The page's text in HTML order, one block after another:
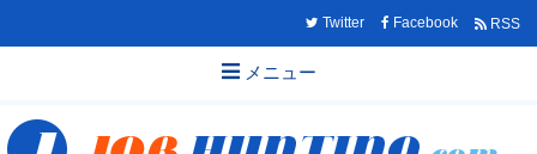
メニュー
Twitter Facebook RSS